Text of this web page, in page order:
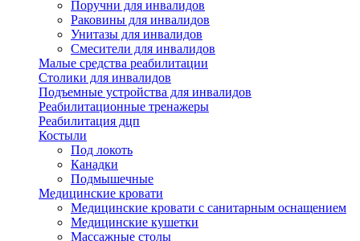
Поручни для инвалидов
Раковины для инвалидов
Унитазы для инвалидов
Смесители для инвалидов
Малые средства реабилитации
Столики для инвалидов
Подъемные устройства для инвалидов
Реабилитационные тренажеры
Реабилитация дцп
Костыли
Под локоть
Канадки
Подмышечные
Медицинские кровати
Медицинские кровати с санитарным оснащением
Медицинские кушетки
Массажные столы